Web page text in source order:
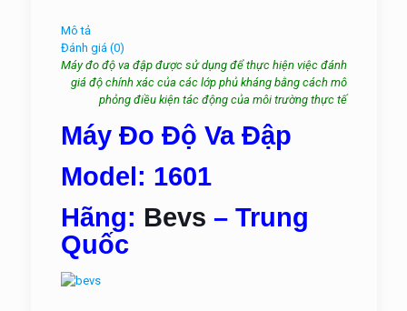
Mô tả
Đánh giá (0)
Máy đo độ va đập được sử dụng để thực hiện việc đánh
giá độ chính xác của các lớp phủ kháng bằng cách mô
phỏng điều kiện tác động của môi trường thực tế
Máy Đo Độ Va Đập
Model: 1601
Hãng: Bevs – Trung
Quốc